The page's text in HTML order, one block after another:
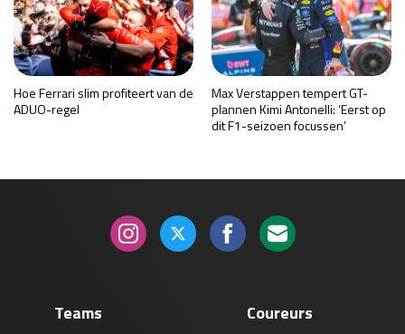
Hoe Ferrari slim profiteert van de
ADUO-regel
Max Verstappen tempert GT-
plannen Kimi Antonelli: ‘Eerst op
dit F1-seizoen focussen’
Teams Coureurs